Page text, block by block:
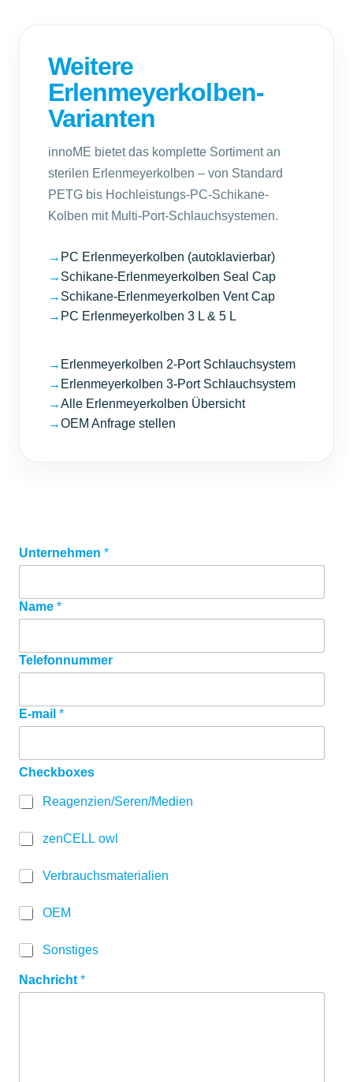
Weitere
Erlenmeyerkolben-
Varianten
innoME bietet das komplette Sortiment an
sterilen Erlenmeyerkolben – von Standard
PETG bis Hochleistungs-PC-Schikane-
Kolben mit Multi-Port-Schlauchsystemen.
→ PC Erlenmeyerkolben (autoklavierbar)
→ Schikane-Erlenmeyerkolben Seal Cap
→ Schikane-Erlenmeyerkolben Vent Cap
→ PC Erlenmeyerkolben 3 L & 5 L
→ Erlenmeyerkolben 2-Port Schlauchsystem
→ Erlenmeyerkolben 3-Port Schlauchsystem
→Alle Erlenmeyerkolben Übersicht
→OEM Anfrage stellen
Unternehmen *
Name *
Telefonnummer
E-mail *
U
n
e
r
h
m
n
G
R
E
-
m
i
Checkboxes
Reagenzien/Seren/Medien
zenCELL owl
Verbrauchsmaterialien
OEM
Sonstiges
Nachricht *